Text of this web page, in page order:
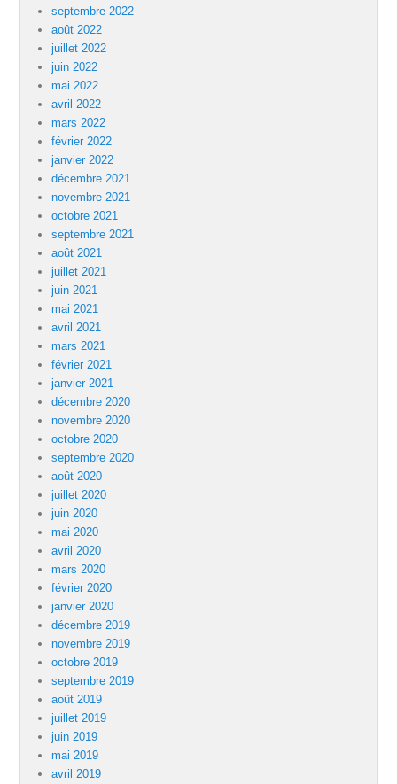
septembre 2022
août 2022
juillet 2022
juin 2022
mai 2022
avril 2022
mars 2022
février 2022
janvier 2022
décembre 2021
novembre 2021
octobre 2021
septembre 2021
août 2021
juillet 2021
juin 2021
mai 2021
avril 2021
mars 2021
février 2021
janvier 2021
décembre 2020
novembre 2020
octobre 2020
septembre 2020
août 2020
juillet 2020
juin 2020
mai 2020
avril 2020
mars 2020
février 2020
janvier 2020
décembre 2019
novembre 2019
octobre 2019
septembre 2019
août 2019
juillet 2019
juin 2019
mai 2019
avril 2019